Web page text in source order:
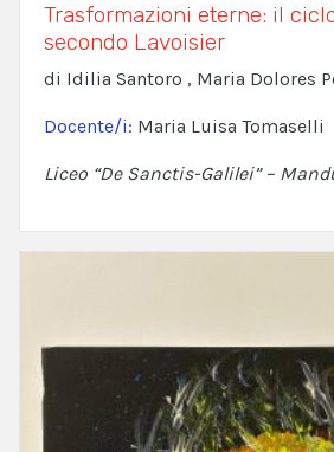
Trasformazioni eterne: il
secondo Lavoisier
di Idilia Santoro , Maria Dolores
Docente/i: Maria Luisa Tomaselli
Liceo “De Sanctis-Galilei” –